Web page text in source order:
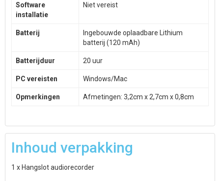
Software
installatie
Niet vereist
Batterij
Ingebouwde oplaadbare Lithium
batterij (120 mAh)
Batterijduur 20 uur
PC vereisten Windows/Mac
Opmerkingen Afmetingen: 3,2cm x 2,7cm x 0,8cm
Inhoud verpakking
1 x Hangslot audiorecorder